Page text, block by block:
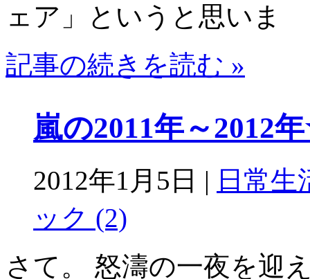
ェア」というと思いま
記事の続きを読む »
嵐の2011年～2012
2012年1月5日 | 日常生
ック (2)
さて。 怒濤の一夜を迎